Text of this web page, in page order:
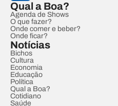
Qual a Boa?
Agenda de Shows
O que fazer?
Onde comer e beber?
Onde ficar?
Notícias
Bichos
Cultura
Economia
Educação
Política
Qual a Boa?
Cotidiano
Saúde